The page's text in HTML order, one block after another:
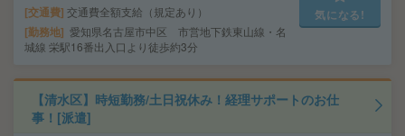
交通費 交通費全額支給（規定あり）
勤務地 愛知県名古屋市中区 市営地下鉄東山線・名
城線 栄駅16番出入口より徒歩約3分
気になる!
【清水区】時短勤務/土日祝休み！経理サポートのお仕
事！[派遣]